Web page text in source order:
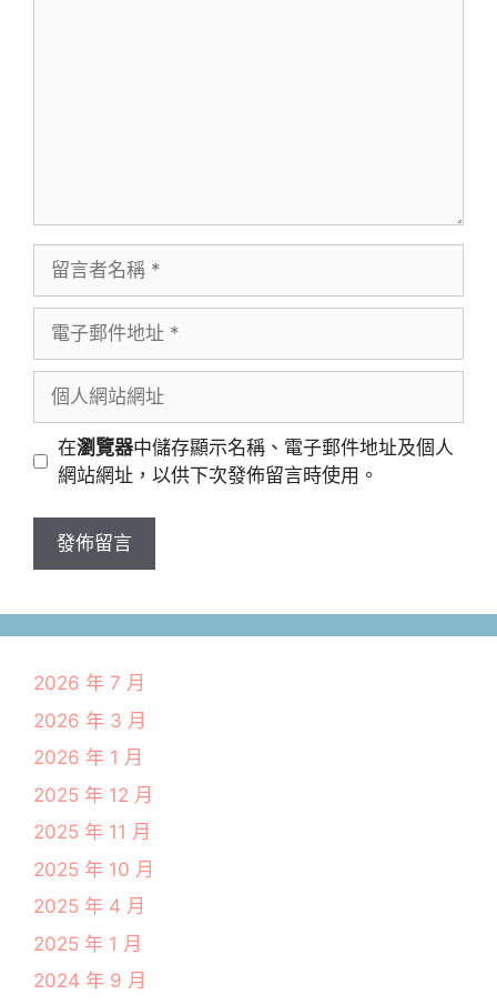
者
稱
郵
地
址
站
址
在瀏覽器中儲存顯示名稱、電子郵件地址及個人
網站網址，以供下次發佈留言時使用。
2026 年 7 月
2026 年 3 月
2026 年 1 月
2025 年 12 月
2025 年 11 月
2025 年 10 月
2025 年 4 月
2025 年 1 月
2024 年 9 月